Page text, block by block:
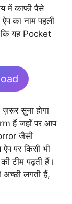
में काफी पैसे
का नाम पहली
यह Pocket
सुना होगा
हैं जहाँ पर आप
जैसी
पर किसी भी
टीम पढ़ती हैं।
लगती हैं,